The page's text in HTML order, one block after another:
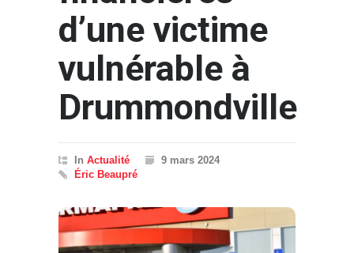
d’une victime
vulnérable à
Drummondville
In Actualité
9 mars 2024
Éric Beaupré